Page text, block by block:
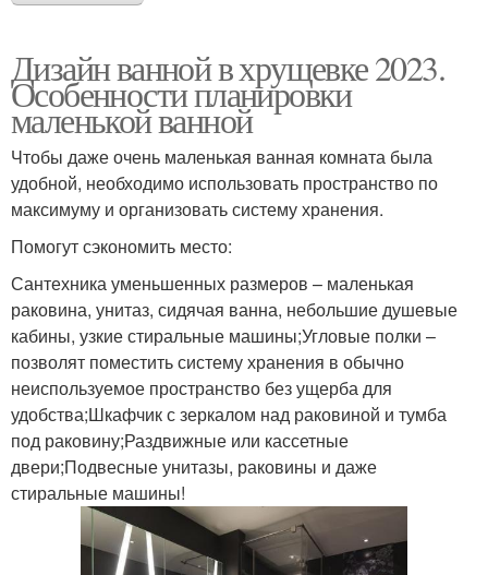
Дизайн ванной в хрущевке 2023.
Особенности планировки
маленькой ванной
Чтобы даже очень маленькая ванная комната была
удобной, необходимо использовать пространство по
максимуму и организовать систему хранения.
Помогут сэкономить место:
Сантехника уменьшенных размеров – маленькая
раковина, унитаз, сидячая ванна, небольшие душевые
кабины, узкие стиральные машины;Угловые полки –
позволят поместить систему хранения в обычно
неиспользуемое пространство без ущерба для
удобства;Шкафчик с зеркалом над раковиной и тумба
под раковину;Раздвижные или кассетные
двери;Подвесные унитазы, раковины и даже
стиральные машины!